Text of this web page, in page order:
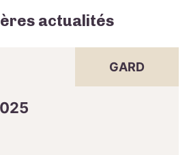
actualités
GARD